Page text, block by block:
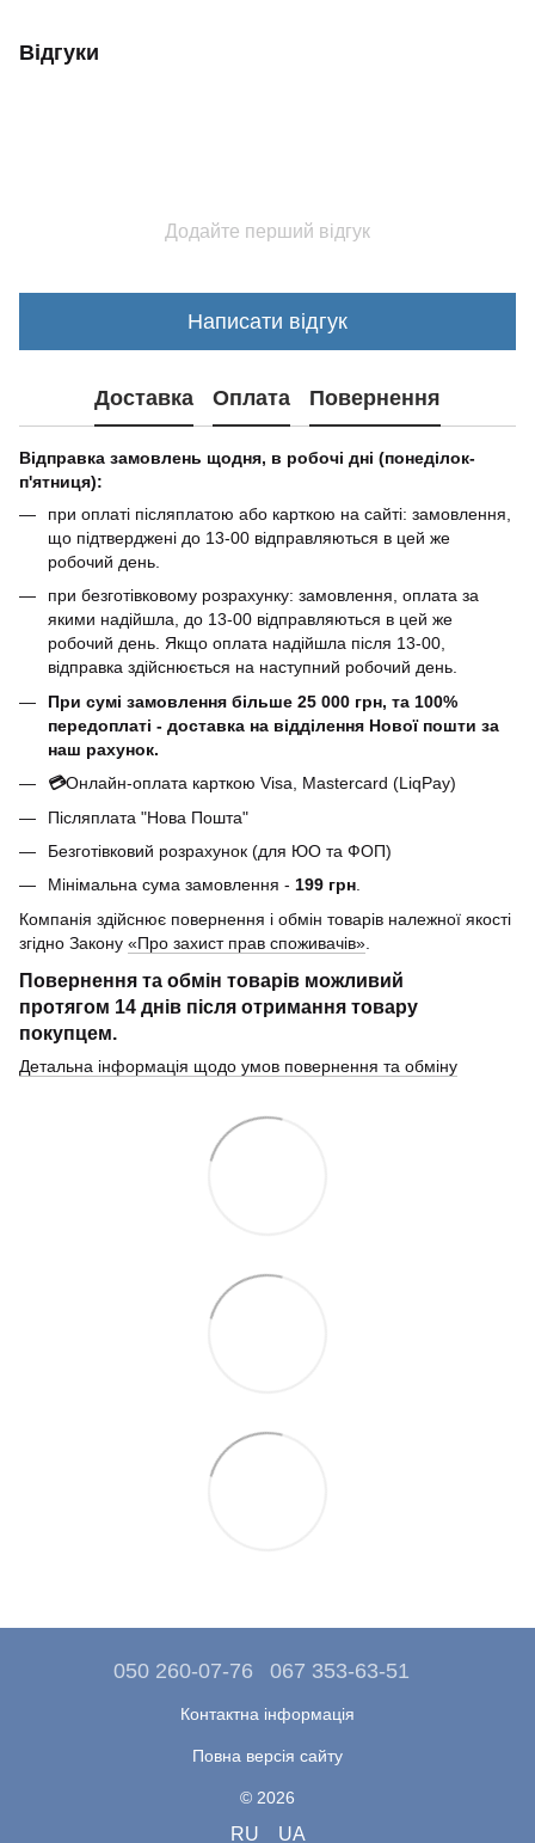
Відгуки
Додайте перший відгук
Написати відгук
Доставка Оплата Повернення
Відправка замовлень щодня, в робочі дні (понеділок-
п'ятниця):
при оплаті післяплатою або карткою на сайті: замовлення,
що підтверджені до 13-00 відправляються в цей же
робочий день.
при безготівковому розрахунку: замовлення, оплата за
якими надійшла, до 13-00 відправляються в цей же
робочий день. Якщо оплата надійшла після 13-00,
відправка здійснюється на наступний робочий день.
При сумі замовлення більше 25 000 грн, та 100%
передоплаті - доставка на відділення Нової пошти за
наш рахунок.
💳Онлайн-оплата карткою Visa, Mastercard (LiqPay)
Післяплата "Нова Пошта"
Безготівковий розрахунок (для ЮО та ФОП)
Мінімальна сума замовлення - 199 грн.
Компанія здійснює повернення і обмін товарів належної якості
згідно Закону «Про захист прав споживачів»
Повернення та обмін товарів можливий
протягом 14 днів після отримання товару
покупцем.
Детальна інформація щодо умов повернення та обміну
050 260-07-76 067 353-63-51
Контактна інформація
Повна версія сайту
© 2026
RU UA